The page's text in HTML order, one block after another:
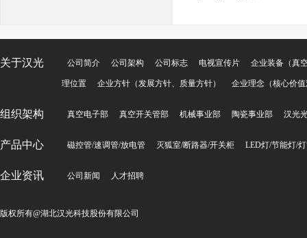
关于汉光 公司简介 公司架构 公司标志 电视宣传片 企业装备（真
理位置 企业方针（发展方针、质量方针） 企业理念（核心价
组织架构 真空电子部 真空开关管部 机械事业部 陶瓷事业部 汉光
产品中心 磁控管/速调管/放电管 灭狐室/断路器/开关柜 LED灯/节能灯/
企业资讯 公司新闻 人才招聘
版权所有@湖北汉光科技股份有限公司